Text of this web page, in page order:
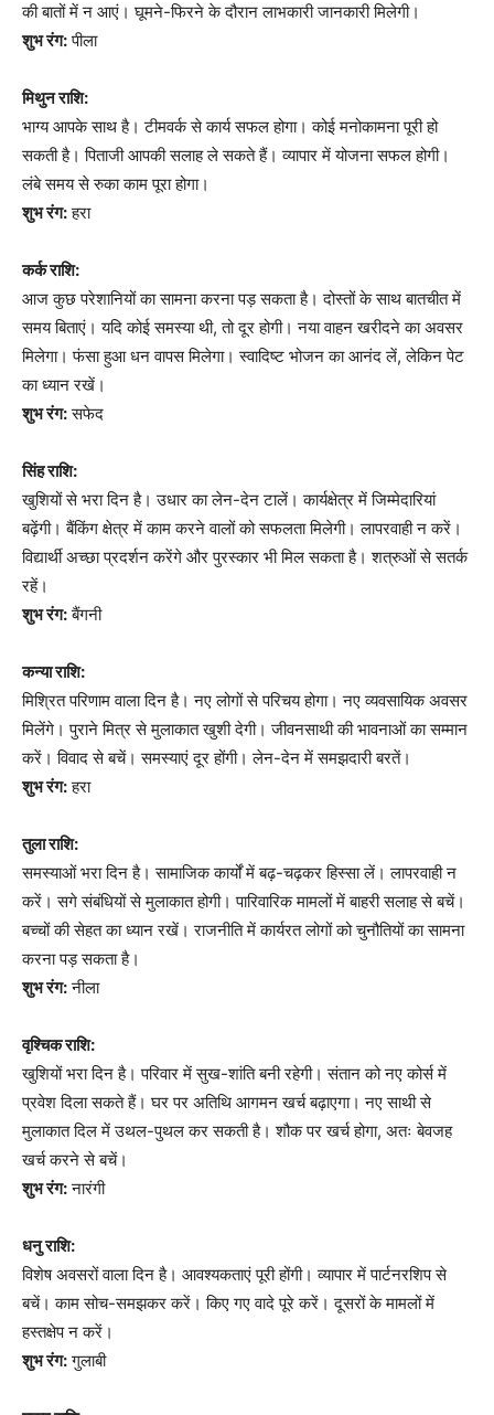
की बातों में न आएं। घूमने-फिरने के दौरान लाभकारी जानकारी मिलेगी।
शुभ रंग:पीला
मिथुन राशि:
भाग्य आपके साथ है। टीमवर्क से कार्य सफल होगा। कोई मनोकामना पूरी हो
सकती है। पिताजी आपकी सलाह ले सकते हैं। व्यापार में योजना सफल होगी।
लंबे समय से रुका काम पूरा होगा।
शुभ रंग:हरा
कर्क राशि:
आज कुछ परेशानियों का सामना करना पड़ सकता है। दोस्तों के साथ बातचीत में
समय बिताएं। यदि कोई समस्या थी, तो दूर होगी। नया वाहन खरीदने का अवसर
मिलेगा। फंसा हुआ धन वापस मिलेगा। स्वादिष्ट भोजन का आनंद लें, लेकिन पेट
का ध्यान रखें।
शुभ रंग:सफेद
सिंह राशि:
खुशियों से भरा दिन है। उधार का लेन-देन टालें। कार्यक्षेत्र में जिम्मेदारियां
बढ़ेंगी। बैंकिंग क्षेत्र में काम करने वालों को सफलता मिलेगी। लापरवाही न करें।
विद्यार्थी अच्छा प्रदर्शन करेंगे और पुरस्कार भी मिल सकता है। शत्रुओं से सतर्क
रहें।
शुभ रंग:बैंगनी
कन्या राशि:
मिश्रित परिणाम वाला दिन है। नए लोगों से परिचय होगा। नए व्यवसायिक अवसर
मिलेंगे। पुराने मित्र से मुलाकात खुशी देगी। जीवनसाथी की भावनाओं का सम्मान
करें। विवाद से बचें। समस्याएं दूर होंगी। लेन-देन में समझदारी बरतें।
शुभ रंग:हरा
तुला राशि:
समस्याओं भरा दिन है। सामाजिक कार्यों में बढ़-चढ़कर हिस्सा लें। लापरवाही न
करें। सगे संबंधियों से मुलाकात होगी। पारिवारिक मामलों में बाहरी सलाह से बचें।
बच्चों की सेहत का ध्यान रखें। राजनीति में कार्यरत लोगों को चुनौतियों का सामना
करना पड़ सकता है।
शुभ रंग:नीला
वृश्चिक राशि:
खुशियों भरा दिन है। परिवार में सुख-शांति बनी रहेगी। संतान को नए कोर्स में
प्रवेश दिला सकते हैं। घर पर अतिथि आगमन खर्च बढ़ाएगा। नए साथी से
मुलाकात दिल में उथल-पुथल कर सकती है। शौक पर खर्च होगा, अतः बेवजह
खर्च करने से बचें।
शुभ रंग:नारंगी
धनु राशि:
विशेष अवसरों वाला दिन है। आवश्यकताएं पूरी होंगी। व्यापार में पार्टनरशिप से
बचें। काम सोच-समझकर करें। किए गए वादे पूरे करें। दूसरों के मामलों में
हस्तक्षेप न करें।
शुभ रंग:गुलाबी